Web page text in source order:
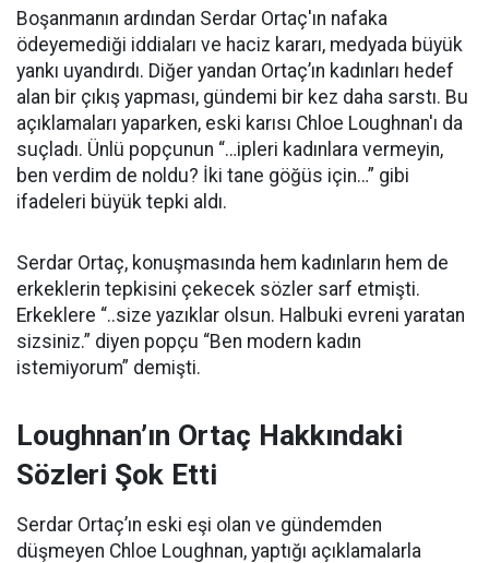
Boşanmanın ardından Serdar Ortaç'ın nafaka
ödeyemediği iddiaları ve haciz kararı, medyada büyük
yankı uyandırdı. Diğer yandan Ortaç’ın kadınları hedef
alan bir çıkış yapması, gündemi bir kez daha sarstı. Bu
açıklamaları yaparken, eski karısı Chloe Loughnan'ı da
suçladı. Ünlü popçunun “…ipleri kadınlara vermeyin,
ben verdim de noldu? İki tane göğüs için…” gibi
ifadeleri büyük tepki aldı.
Serdar Ortaç, konuşmasında hem kadınların hem de
erkeklerin tepkisini çekecek sözler sarf etmişti.
Erkeklere “..size yazıklar olsun. Halbuki evreni yaratan
sizsiniz.” diyen popçu “Ben modern kadın
istemiyorum” demişti.
Loughnan’ın Ortaç Hakkındaki
Sözleri Şok Etti
Serdar Ortaç’ın eski eşi olan ve gündemden
düşmeyen Chloe Loughnan, yaptığı açıklamalarla